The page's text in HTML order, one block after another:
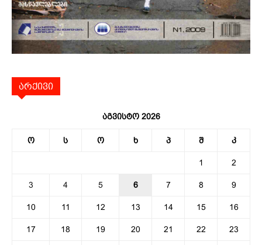
არქივი
აგვისტო 2026
ო ს ო ხ პ შ კ
1 2
3 4 5 6 7 8 9
10 11 12 13 14 15 16
17 18 19 20 21 22 23